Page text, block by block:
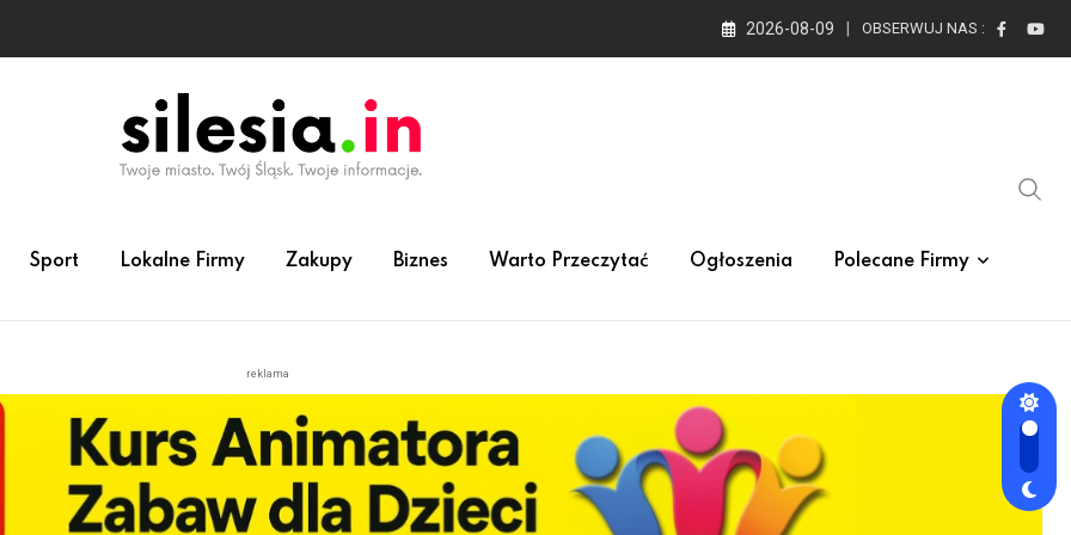
2026-08-09 OBSERWUJ NAS :
Sport Lokalne Firmy Zakupy Biznes Warto Przeczytać Ogłoszenia Polecane Firmy
reklama